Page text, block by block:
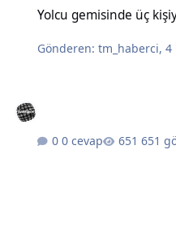
Yolcu gemisinde üç
Gönderen:tm_haberci,4
0 cevap 651